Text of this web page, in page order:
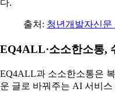
다.
출처: 청년개발자신문
EQ4ALL·소소한소통,
EQ4ALL과 소소한소통은
운 글로 바꿔주는 AI 서비스